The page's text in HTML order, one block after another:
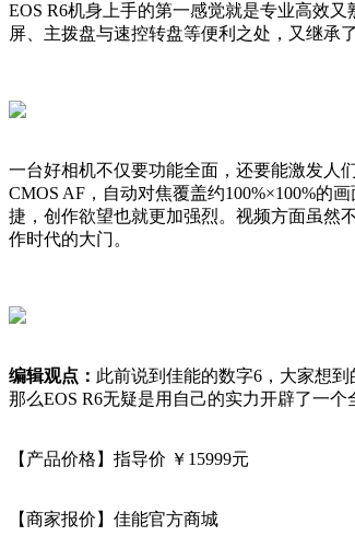
EOS R6机身上手的第一感觉就是专业高效
屏、主拨盘与速控转盘等便利之处，又继承
一台好相机不仅要功能全面，还要能激发人
CMOS AF，自动对焦覆盖约100%×100%的
捷，创作欲望也就更加强烈。视频方面虽然
作时代的大门。
编辑观点： 此前说到佳能的数字6，大家想
那么EOS R6无疑是用自己的实力开辟了一
【产品价格】指导价 ￥15999元
【商家报价】佳能官方商城